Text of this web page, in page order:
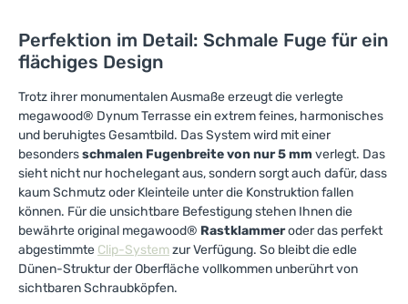
perfekter Rückzugsort im
Freien erwartet Sie!
Greifen Sie zu und
gestalten Sie Ihre
Wohlfühloase im Freien –
Qualität und der Ästhetik
begeistern! Ihr perfekter
Außenbereich wartet auf
Sie.
Perfektion im Detail: Schmale Fuge für ein
flächiges Design
Trotz ihrer monumentalen Ausmaße erzeugt die verlegte
megawood® Dynum Terrasse ein extrem feines, harmonisches
und beruhigtes Gesamtbild. Das System wird mit einer
besondersschmalen Fugenbreite von nur 5 mm verlegt. Das
sieht nicht nur hochelegant aus, sondern sorgt auch dafür, dass
kaum Schmutz oder Kleinteile unter die Konstruktion fallen
können. Für die unsichtbare Befestigung stehen Ihnen die
bewährte original megawood® Rastklammeroder das perfekt
abgestimmte Clip-Systemzur Verfügung. So bleibt die edle
Dünen-Struktur der Oberfläche vollkommen unberührt von
sichtbaren Schraubköpfen.